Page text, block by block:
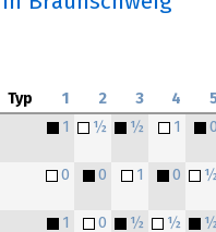
Typ 1 2 3 4
1 ½ ½ 1
0 0 1 0
1 0 ½ ½